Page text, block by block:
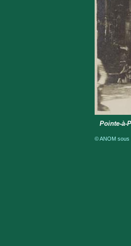
Pointe-à-
© ANOM sous